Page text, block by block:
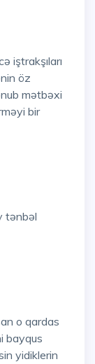
iştrakşıları
öz
mətbəxi
bir
tənbəl
o qardas
bayqus
yidiklerin